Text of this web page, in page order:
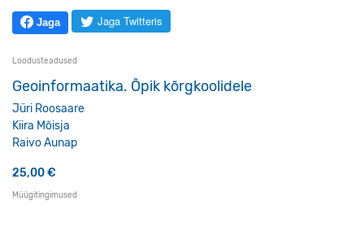
Jaga Jaga Twitteris
Loodusteadused
Geoinformaatika. Õpik kõrgkoolidele
Jüri Roosaare
Kiira Mõisja
Raivo Aunap
25,00€
Müügitingimused